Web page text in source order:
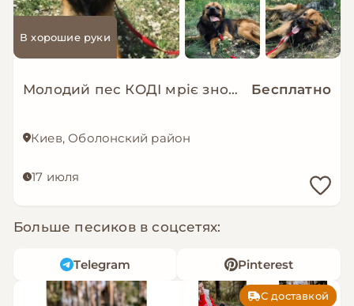
В хорошие руки
Молодий пес КОДІ мріє знову стати домашнім! Бесплатно
Киев, Оболонский район
17 июля
Больше песиков в соцсетях:
Telegram Pinterest
С доставкой